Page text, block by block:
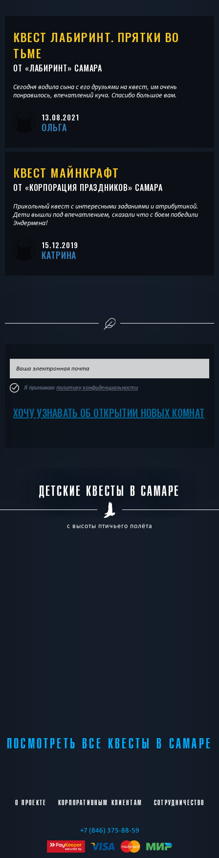
КВЕСТ ЛАБИРИНТ. ПРЯТКИ ВО
ТЬМЕ
ОТ «ЛАБИРИНТ» САМАРА
Сегодня водила сына с его друзьями на квест, им очень
понравилось, впечатлений куча. Спасибо большое вам.
13.08.2021
ОЛЬГА
КВЕСТ МАЙНКРАФТ
ОТ «КОРПОРАЦИЯ ПРАЗДНИКОВ» САМАРА
Прикольный квест с интересными заданиями и атрибутикой.
Дети вышли под впечатлением, сказали что с боем победили
Эндермена!
15.12.2019
КАТРИНА
Я принимаю политику конфиденциальности
ХОЧУ УЗНАВАТЬ ОБ ОТКРЫТИИ НОВЫХ КОМНАТ
ДЕТСКИЕ КВЕСТЫ В САМАРЕ
с высоты птичьего полёта
ПОСМОТРЕТЬ ВСЕ КВЕСТЫ В САМАРЕ
О ПРОЕКТЕ КОРПОРАТИВНЫМ КЛИЕНТАМ СОТРУДНИЧЕСТВО
+7 (846) 375-88-59